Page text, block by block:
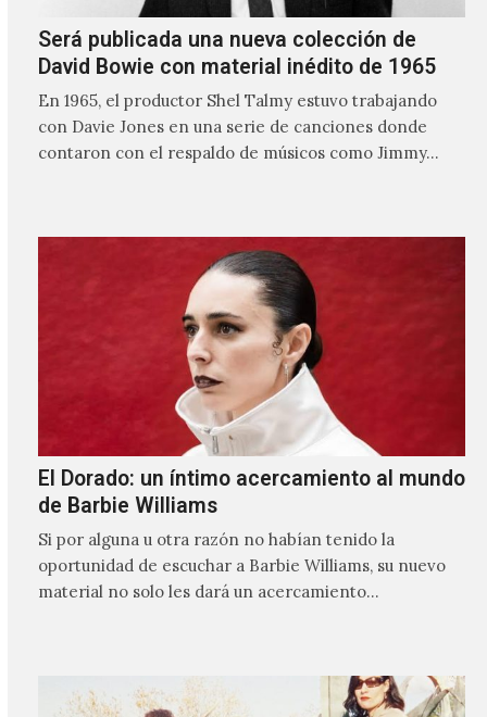
Será publicada una nueva colección de
David Bowie con material inédito de 1965
En 1965, el productor Shel Talmy estuvo trabajando
con Davie Jones en una serie de canciones donde
contaron con el respaldo de músicos como Jimmy…
El Dorado: un íntimo acercamiento al mundo
de Barbie Williams
Si por alguna u otra razón no habían tenido la
oportunidad de escuchar a Barbie Williams, su nuevo
material no solo les dará un acercamiento…